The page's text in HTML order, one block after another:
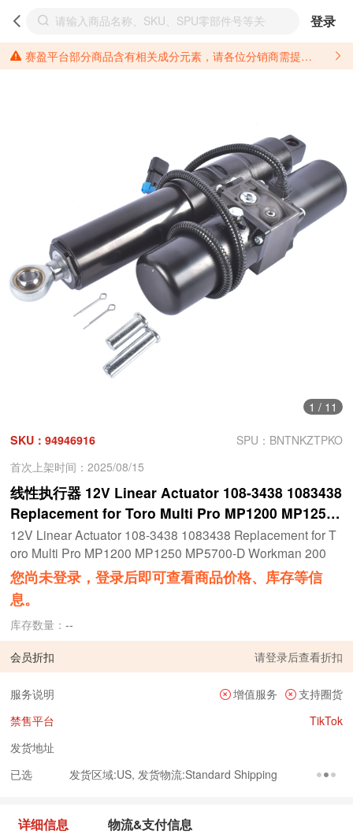
登录
赛盈平台部分商品含有相关成分元素，请各位分销商需提前了解产品材质情况，并针对其做好相关的风险把控，以免造成不必要的损失。 *美国加州65法案进一步规定了对于仅包含致癌物质，仅包含致生殖毒性物质，同时包含致癌物质和致生殖毒性物质，亦或是包含某一物质即为致癌物质又为致生殖毒性物质的产品的警示标语要求。 *新法案提供的警示标语修订并不是强制实施的，其只是避免昂贵诉讼的一种有效的方法。只要企业在保证其使用的另外的警示标语是“清晰和合理”并符合加州65法案要求的，那也是可以被接受的。*请充分了解第三方销售平台对商品上架规要求，并根据对应平台规则调整相关商品信息后进行上架，以免造成您不必要损失。 汽配产品上架注意事项： 不同第三方平台对于适配车型等信息的填写要求各有不同。例如：亚马逊明确禁止在产品标题、卖点和描述中直接使用适配车型的年份、品牌和型号信息；请您仔细研究并熟悉所销售平台关于汽配产品上架销售的具体规则，如果因上架的汽配产品信息填写不符合所销售平台要求，产生违规/侵权等问题所造成的损失需您自行承担。
1 / 11
SKU：94946916
SPU：BNTNKZTPKO
首次上架时间：2025/08/15
线性执行器 12V Linear Actuator 108-3438 1083438
Replacement for Toro Multi Pro MP1200 MP1250
MP5700-D Workman 200
12V Linear Actuator 108-3438 1083438 Replacement for T
oro Multi Pro MP1200 MP1250 MP5700-D Workman 200
您尚未登录，登录后即可查看商品价格、库存等信
息。
库存数量：--
会员折扣 请登录后查看折扣
服务说明 增值服务
支持圈货
禁售平台
TikTok
发货地址
已选
发货区域:US, 发货物流:Standard Shipping
详细信息 物流&支付信息